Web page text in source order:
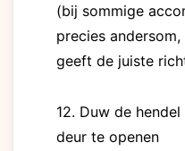
(bij sommige
precies
geeft de juiste
12. Duw de
deur te openen